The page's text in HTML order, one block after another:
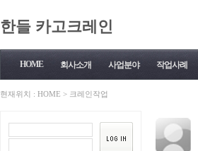
한들 카고크레인
HOME 회사소개 사업분야 작업사례
현재위치 : HOME > 크레인작업